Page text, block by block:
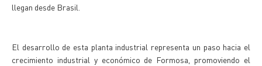
llegan desde Brasil.
El desarrollo de esta planta industrial representa un paso hacia el
crecimiento industrial y económico de Formosa, promoviendo el